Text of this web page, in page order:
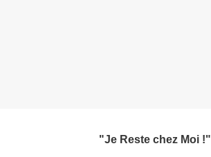
"Je Reste chez Moi !"